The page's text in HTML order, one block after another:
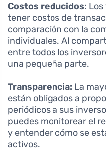
Costos reducidos: Los
tener costos de
comparación con la
individuales. Al
entre todos los
una pequeña parte.
Transparencia: La
están obligados a
periódicos a sus
puedes monitorear el
y entender cómo se
activos.